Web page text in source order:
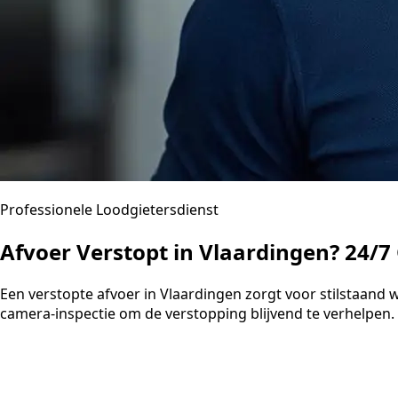
Professionele Loodgietersdienst
Afvoer Verstopt in Vlaardingen? 24/
Een verstopte afvoer in Vlaardingen zorgt voor stilstaand
camera-inspectie om de verstopping blijvend te